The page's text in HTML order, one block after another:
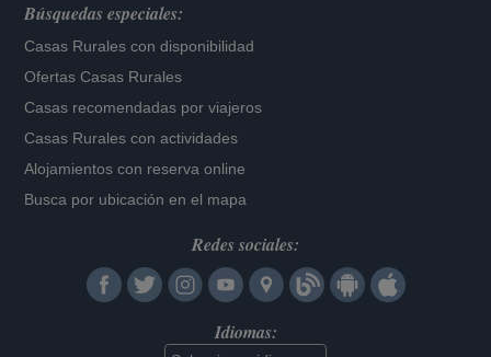
Búsquedas especiales:
Casas Rurales con disponibilidad
Ofertas Casas Rurales
Casas recomendadas por viajeros
Casas Rurales con actividades
Alojamientos con reserva online
Busca por ubicación en el mapa
Redes sociales:
Idiomas: